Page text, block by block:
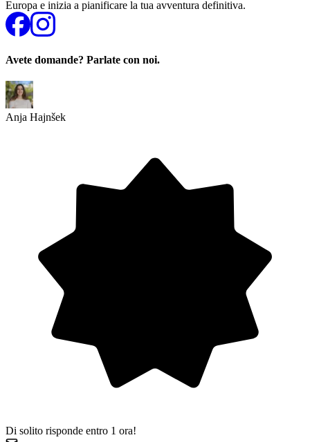
Europa e inizia a pianificare la tua avventura definitiva.
Avete domande? Parlate con noi.
Anja Hajnšek
Di solito risponde entro 1 ora!